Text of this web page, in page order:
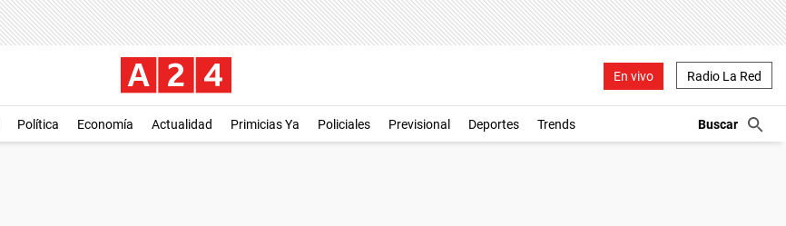
En vivo Radio La Red
Política Economía Actualidad Primicias Ya Policiales Previsional Deportes Trends